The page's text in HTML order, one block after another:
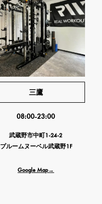
三鷹
08:00-23:00
武蔵野市中町1-24-2
プルームヌーベル武蔵野1F
Google Map→